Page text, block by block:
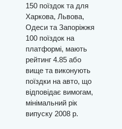
150 поїздок та для
Харкова, Львова,
Одеси та Запоріжжя
100 поїздок на
платформі, мають
рейтинг 4.85 або
вище та виконують
поїздки на авто, що
відповідає вимогам,
мінімальний рік
випуску 2008 р.